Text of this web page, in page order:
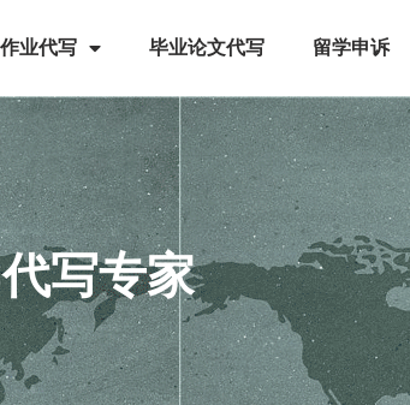
作业代写 毕业论文代写 留学申诉
写专家